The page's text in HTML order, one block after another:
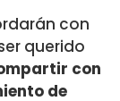
con
querido
con
de